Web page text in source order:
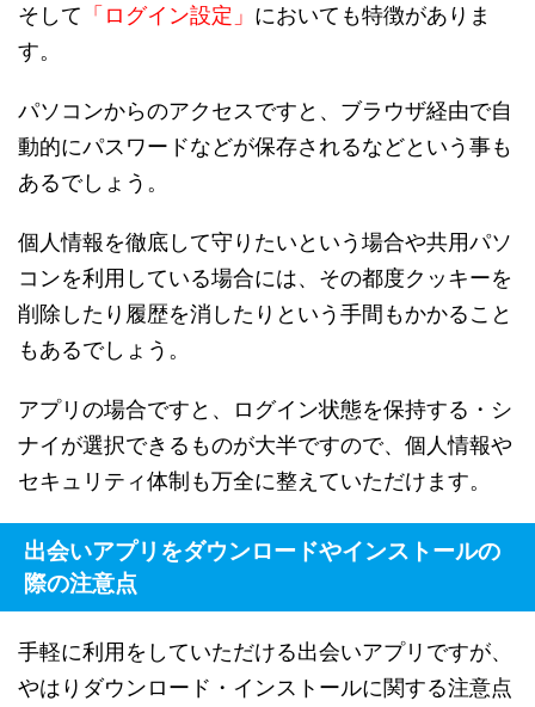
そして 「ログイン設定」 においても特徴がありま
す。
パソコンからのアクセスですと、ブラウザ経由で自
動的にパスワードなどが保存されるなどという事も
あるでしょう。
個人情報を徹底して守りたいという場合や共用パソ
コンを利用している場合には、その都度クッキーを
削除したり履歴を消したりという手間もかかること
もあるでしょう。
アプリの場合ですと、ログイン状態を保持する・シ
ナイが選択できるものが大半ですので、個人情報や
セキュリティ体制も万全に整えていただけます。
出会いアプリをダウンロードやインストールの
際の注意点
手軽に利用をしていただける出会いアプリですが、
やはりダウンロード・インストールに関する注意点